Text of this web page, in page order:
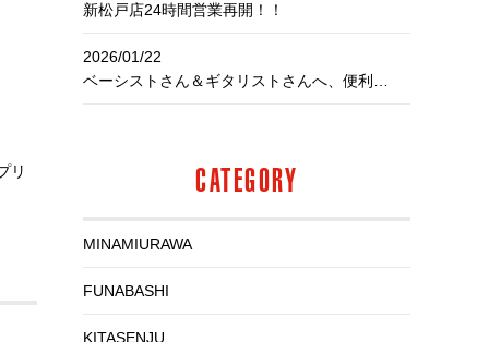
リ
新松戸店24時間営業再開！！
2026/01/22
CATEGORY
MINAMIURAWA
FUNABASHI
KITASENJU